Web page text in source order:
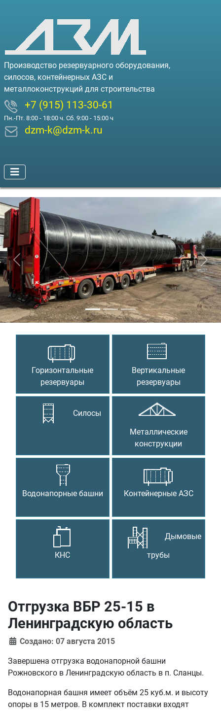
Производство резервуарного оборудования,
силосов, контейнерных АЗС и
металлоконструкций для строительства
+7 (915) 113-30-61
Пн.-Пт. 8:00 - 18:00 ч. Сб. 9:00 - 15:00 ч
dzm-k@dzm-k.ru
Предыдущий
Горизонтальные
резервуары
Вертикальные
резервуары
Силосы
Металлические
конструкции
Водонапорные башни Контейнерные АЗС
КНС
Дымовые
трубы
Отгрузка ВБР 25-15 в
Ленинградскую область
Создано: 07 августа 2015
Завершена отгрузка водонапорной башни
Рожновского в Ленинградскую область в п. Сланцы.
Водонапорная башня имеет объём 25 куб.м. и высоту
опоры в 15 метров. В комплект поставки входят